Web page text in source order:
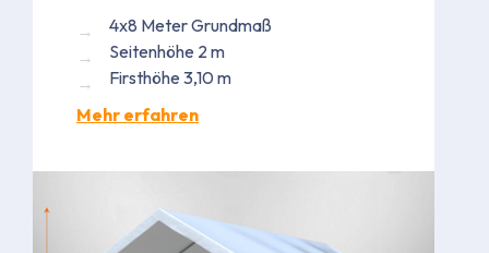
4x8 Meter Grundmaß
Seitenhöhe 2 m
Firsthöhe 3,10 m
Mehr erfahren